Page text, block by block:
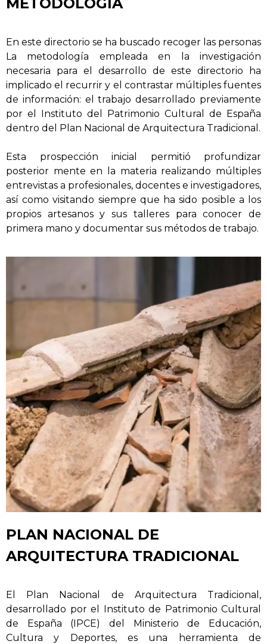
En este directorio se ha buscado recoger las personas
La metodología empleada en la investigación
necesaria para el desarrollo de este directorio ha
implicado el recurrir y el contrastar múltiples fuentes
de información: el trabajo desarrollado previamente
por el Instituto del Patrimonio Cultural de España
dentro del Plan Nacional de Arquitectura Tradicional.
Esta prospección inicial permitió profundizar
posterior mente en la materia realizando múltiples
entrevistas a profesionales, docentes e investigadores,
así como visitando siempre que ha sido posible a los
propios artesanos y sus talleres para conocer de
primera mano y documentar sus métodos de trabajo.
PLAN NACIONAL DE
ARQUITECTURA TRADICIONAL
El Plan Nacional de Arquitectura Tradicional,
desarrollado por el Instituto de Patrimonio Cultural
de España (IPCE) del Ministerio de Educación,
Cultura y Deportes, es una herramienta de